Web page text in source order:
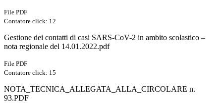
File PDF
Contatore click: 12
Gestione dei contatti di casi SARS-CoV-2 in ambito scolastico –
nota regionale del 14.01.2022.pdf
File PDF
Contatore click: 15
NOTA_TECNICA_ALLEGATA_ALLA_CIRCOLARE n.
93.PDF